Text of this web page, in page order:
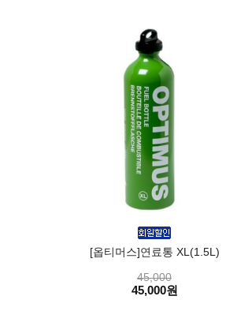
[옵티머스]연료통 XL(1.5L)
45,000
45,000원